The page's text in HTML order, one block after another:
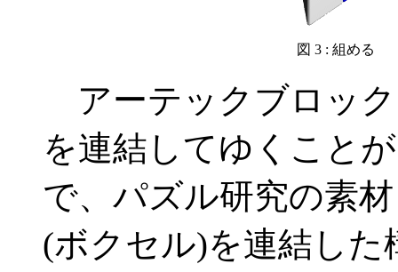
図 3 : 組める
アーテックブロッ
を連結してゆくこと
で、パズル研究の素
(ボクセル)を連結し